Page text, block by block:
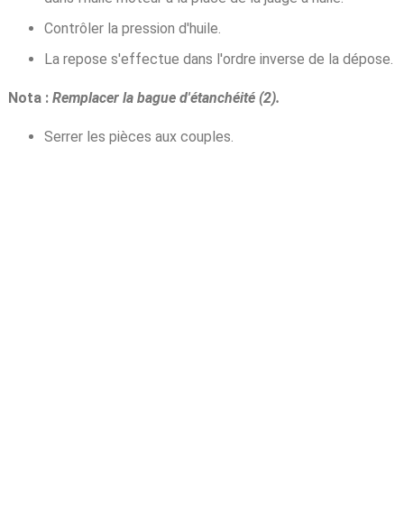
Contrôler la pression d'huile.
La repose s'effectue dans l'ordre inverse de la dépose.
Nota : Remplacer la bague d'étanchéité (2).
Serrer les pièces aux couples.